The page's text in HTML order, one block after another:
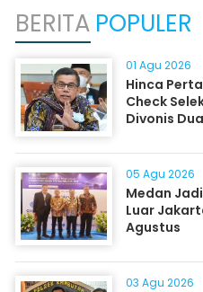
BERITA POPULER
01 Agu 2026
Hinca
Check
Divonis
05 Agu 2026
Medan
Luar
Agustus
03 Agu 2026